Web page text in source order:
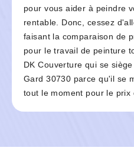
pour vous aider à peindre
rentable. Donc, cessez
faisant la comparaison de
pour le travail de peinture
DK Couverture qui se
Gard 30730 parce qu'il se
tout le moment pour le prix